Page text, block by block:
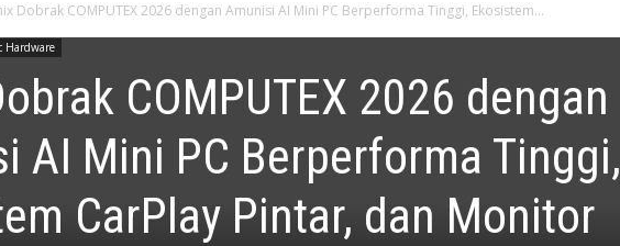
Dobrak COMPUTEX 2026 dengan Amunisi AI Mini PC Berperforma Tinggi, Ekosistem...
Hardware
COMPUTEX 2026 dengan
AI Mini PC Berperforma Tinggi,
CarPlay Pintar, dan Monitor